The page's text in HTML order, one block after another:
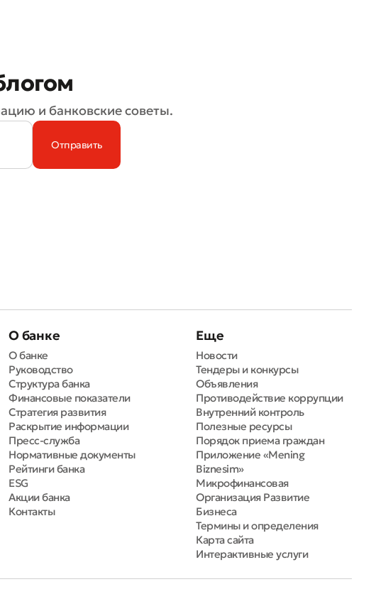
и банковские советы.
О банке
О банке
Руководство
Структура банка
Финансовые показатели
Стратегия развития
Раскрытие информации
Пресс-служба
Нормативные документы
Рейтинги банка
ESG
Акции банка
Контакты
Еще
Новости
Тендеры и конкурсы
Объявления
Противодействие коррупции
Внутренний контроль
Полезные ресурсы
Порядок приема граждан
Приложение «Mening
Biznesim»
Микрофинансовая
Организация Развитие
Бизнеса
Термины и определения
Карта сайта
Интерактивные услуги